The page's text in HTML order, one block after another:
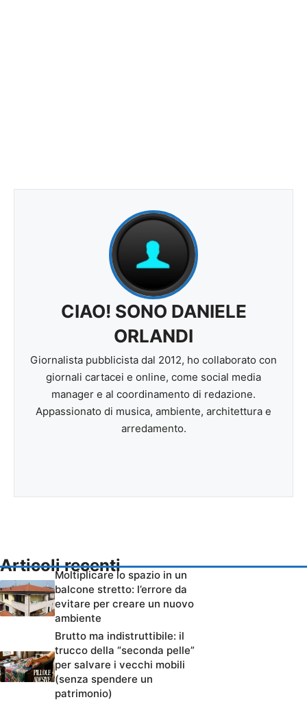
CIAO! SONO DANIELE
ORLANDI
Giornalista pubblicista dal 2012, ho collaborato con
giornali cartacei e online, come social media
manager e al coordinamento di redazione.
Appassionato di musica, ambiente, architettura e
arredamento.
Articoli recenti
Moltiplicare lo spazio in un
balcone stretto: l’errore da
evitare per creare un nuovo
ambiente
Brutto ma indistruttibile: il
trucco della “seconda pelle”
per salvare i vecchi mobili
(senza spendere un
patrimonio)